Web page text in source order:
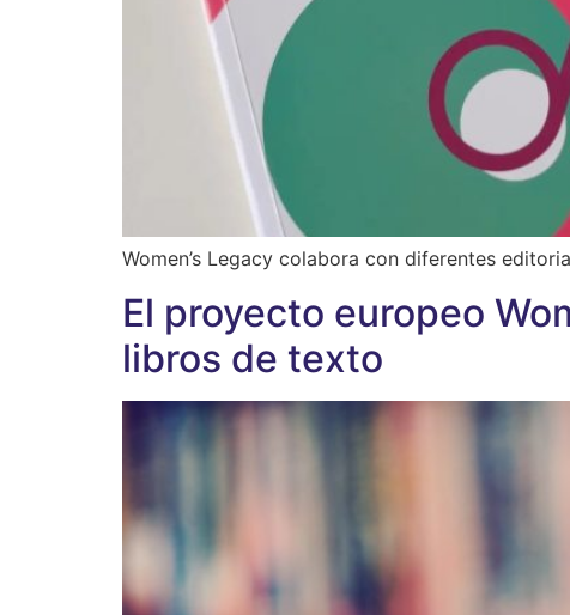
Women’s Legacy colabora con diferentes
El proyecto europeo
libros de texto